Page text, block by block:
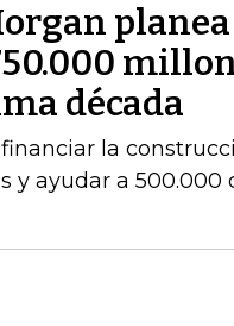
década
la
y ayudar a 500.000